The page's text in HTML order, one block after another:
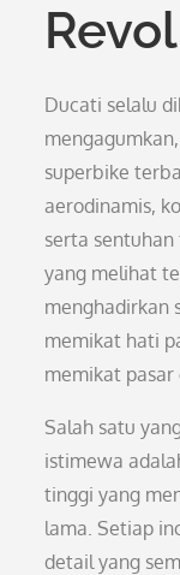
Ducati selalu
superbike
aerodinamis,
serta
yang melihat
menghadirkan
memikat hati
memikat pasar
Salah satu
istimewa
tinggi yang
lama. Setiap
detail yang